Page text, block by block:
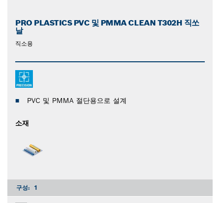
PRO PLASTICS PVC 및 PMMA CLEAN T302H 직쏘
날
직소용
PVC 및 PMMA 절단용으로 설계
소재
구성: 1